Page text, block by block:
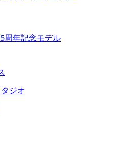
周年記念モデル
ジオ